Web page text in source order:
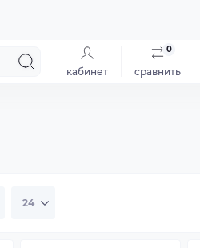
кабинет сравнить
0